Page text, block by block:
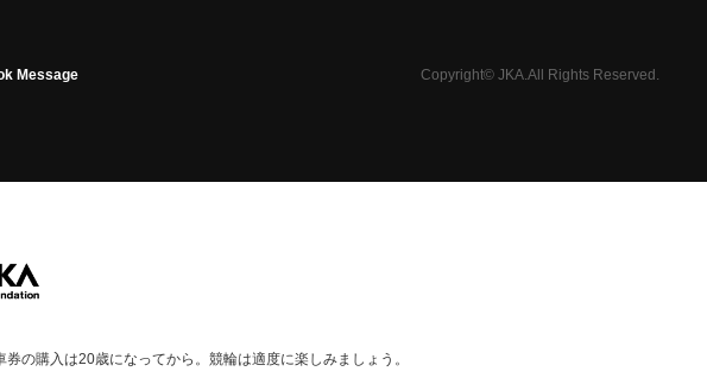
Message Copyright© JKA.All Rights Reserved.
券の購入は20歳になってから。競輪は適度に楽しみましょう。